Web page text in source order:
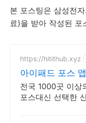
본 포스팅은 삼성전
료)을 받아 작성된 포
https://hitithub.xyz
아이패드 포스
전국 1000곳 이상
포스대신 선택한